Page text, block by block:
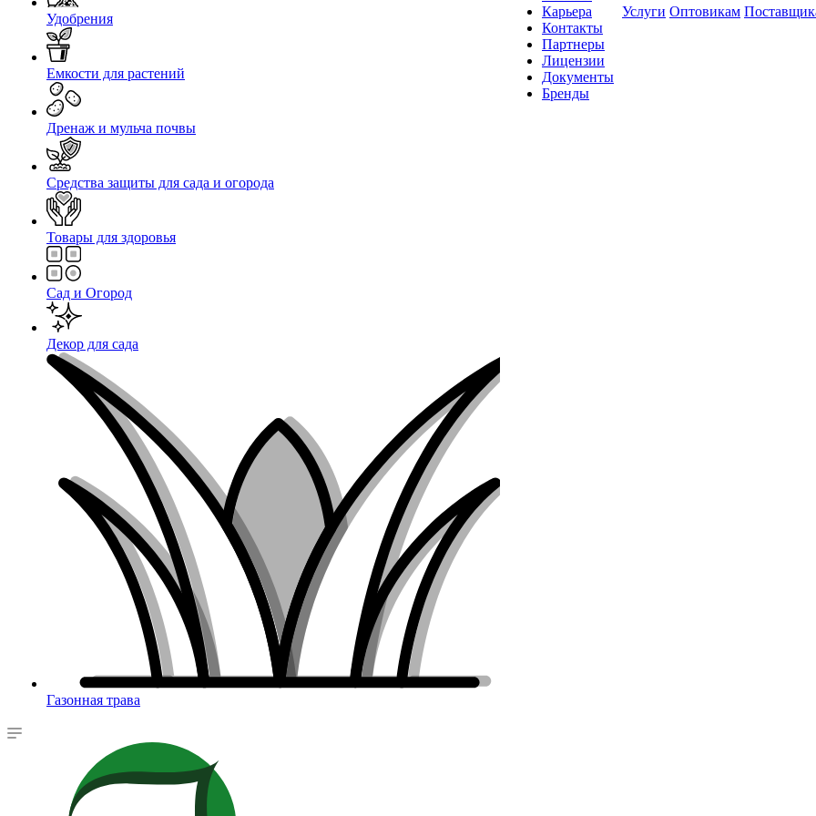
Удобрения
Емкости для растений
Дренаж и мульча почвы
Средства защиты для сада и огорода
Товары для здоровья
Сад и Огород
Декор для сада
Газонная трава
Карьера
Контакты
Партнеры
Лицензии
Документы
Бренды
Услуги Оптовикам